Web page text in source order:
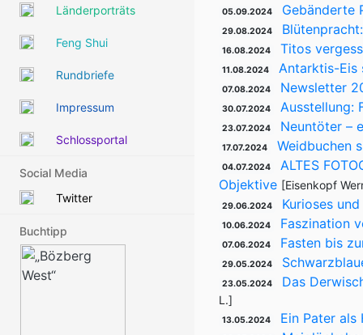
Länderporträts
Feng Shui
Rundbriefe
Impressum
Schlossportal
Social Media
Twitter
Buchtipp
05.09.2024 Gebänderte
29.08.2024
16.08.2024 Titos
11.08.2024 Antarktis-Eis
07.08.2024 Newsletter
30.07.2024 Ausstellung:
23.07.2024 Neuntöter –
17.07.2024 Weidbuchen
04.07.2024
ALTES
Objektive [Eisenkopf
29.06.2024 Kurioses
10.06.2024 Faszination
07.06.2024 Fasten bis
29.05.2024
23.05.2024 Das
L.]
13.05.2024 Ein Pater